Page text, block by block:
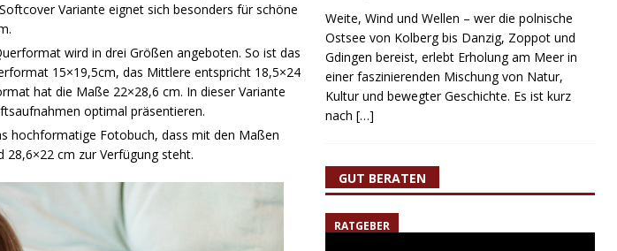
Variante eignet sich besonders für schöne
wird in drei Größen angeboten. So ist das
15×19,5cm, das Mittlere entspricht 18,5×24
hat die Maße 22×28,6 cm. In dieser Variante
optimal präsentieren.
hochformatige Fotobuch, dass mit den Maßen
28,6×22 cm zur Verfügung steht.
Weite, Wind und Wellen – wer die polnische
Ostsee von Kolberg bis Danzig, Zoppot und
Gdingen bereist, erlebt Erholung am Meer in
einer faszinierenden Mischung von Natur,
Kultur und bewegter Geschichte. Es ist kurz
nach […]
GUT BERATEN
RATGEBER